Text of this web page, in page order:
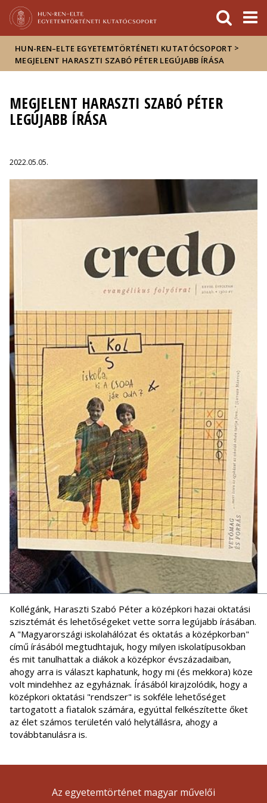
sajtóban
HUN-REN–ELTE EGYETEMTÖRTÉNETI KUTATÓCSOPORT >
MEGJELENT HARASZTI SZABÓ PÉTER LEGÚJABB ÍRÁSA
MEGJELENT HARASZTI SZABÓ PÉTER
LEGÚJABB ÍRÁSA
2022.05.05.
Kollégánk, Haraszti Szabó Péter a középkori hazai oktatási
szisztémát és lehetőségeket vette sorra legújabb írásában.
A "Magyarországi iskolahálózat és oktatás a középkorban"
című írásából megtudhtajuk, hogy milyen iskolatípusokban
és mit tanulhattak a diákok a középkor évszázadaiban,
ahogy arra is választ kaphatunk, hogy mi (és mekkora) köze
volt mindehhez az egyháznak. Írásából kirajzolódik, hogy a
középkori oktatási "rendszer" is sokféle lehetőséget
tartogatott a fiatalok számára, egyúttal felkészítette őket
az élet számos területén való helytállásra, ahogy a
továbbtanulásra is.
Az egyetemtörténet magyar művelői